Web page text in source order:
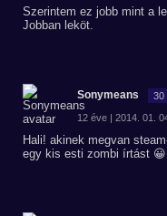
Szerintem ez jobb mint a
Jobban leköt.
Sonymeans 30
12 éve | 2014. 01.
Hali! akinek megvan
egy kis esti zombi írtást 😀